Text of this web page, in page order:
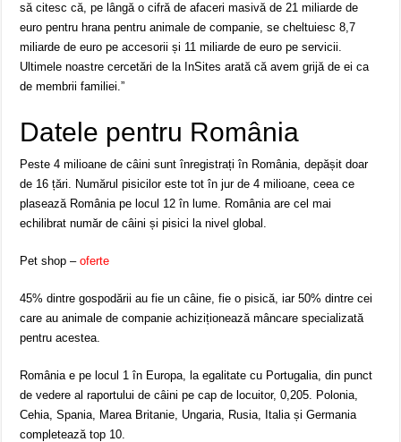
să citesc că, pe lângă o cifră de afaceri masivă de 21 miliarde de
euro pentru hrana pentru animale de companie, se cheltuiesc 8,7
miliarde de euro pe accesorii și 11 miliarde de euro pe servicii.
Ultimele noastre cercetări de la InSites arată că avem grijă de ei ca
de membrii familiei.”
Datele pentru România
Peste 4 milioane de câini sunt înregistrați în România, depășit doar
de 16 țări. Numărul pisicilor este tot în jur de 4 milioane, ceea ce
plasează România pe locul 12 în lume. România are cel mai
echilibrat număr de câini și pisici la nivel global.
Pet shop –oferte
45% dintre gospodării au fie un câine, fie o pisică, iar 50% dintre cei
care au animale de companie achiziționează mâncare specializată
pentru acestea.
România e pe locul 1 în Europa, la egalitate cu Portugalia, din punct
de vedere al raportului de câini pe cap de locuitor, 0,205. Polonia,
Cehia, Spania, Marea Britanie, Ungaria, Rusia, Italia și Germania
completează top 10.